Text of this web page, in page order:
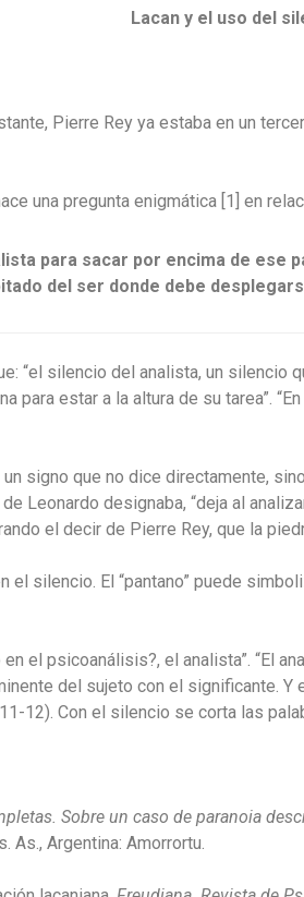
Lacan y el uso del
Pierre Rey ya estaba en un
una pregunta enigmática [1] en
para sacar por encima de ese
del ser donde debe
“el silencio del analista, un silencio
para estar a la altura de su tarea”.
signo que no dice directamente,
Leonardo designaba, “deja al
el decir de Pierre Rey, que la
el silencio. El “pantano” puede
el psicoanálisis?, el analista”. “El
del sujeto con el significante.
12). Con el silencio se corta las
Sobre un caso de paranoia
As., Argentina: Amorrortu.